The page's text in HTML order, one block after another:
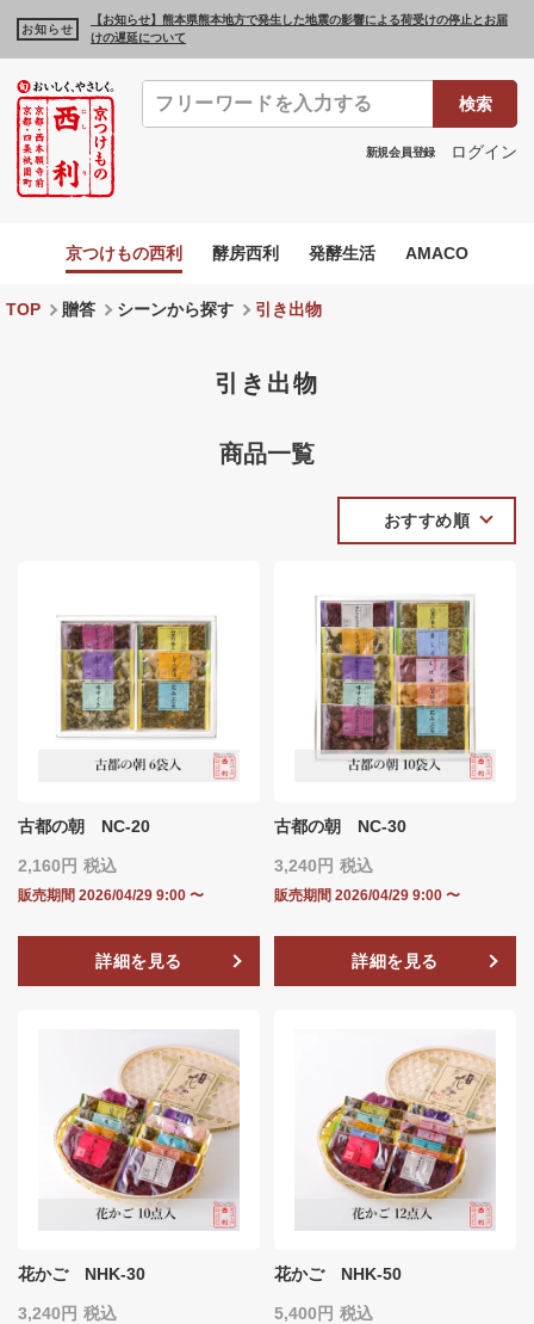
お知らせ
【お知らせ】熊本県熊本地方で発生した地震の影響による荷受けの停止とお届
けの遅延について
検索
新規会員登録 ログイン
京つけもの西利 酵房西利 発酵生活 AMACO
TOP 贈答 シーンから探す 引き出物
引き出物
商品一覧
おすすめ順
古都の朝 NC-20
2,160 税込
販売期間 2026/04/29 9:00 〜
詳細を見る
古都の朝 NC-30
3,240 税込
販売期間 2026/04/29 9:00 〜
詳細を見る
花かご NHK-30
3,240 税込
花かご NHK-50
5,400 税込